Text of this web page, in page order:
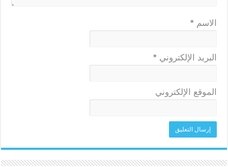
الاسم*
البريد الإلكتروني*
الموقع الإلكتروني